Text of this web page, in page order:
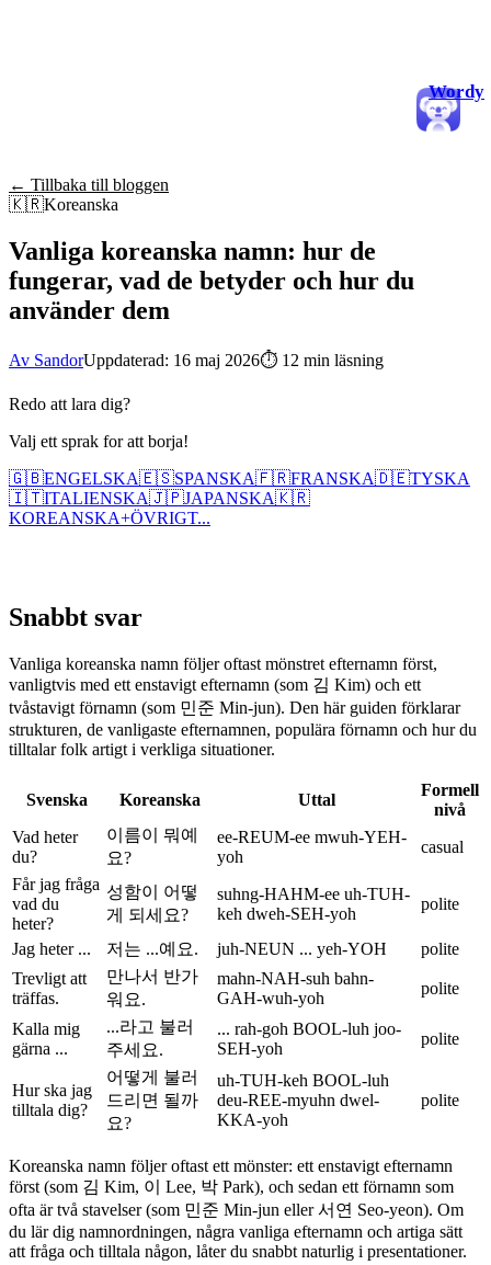
Wordy
← Tillbaka till bloggen
🇰🇷Koreanska
Vanliga koreanska namn: hur de
fungerar, vad de betyder och hur du
använder dem
Av SandorUppdaterad: 16 maj 2026⏱ 12 min läsning
Redo att lara dig?
Valj ett sprak for att borja!
🇬🇧ENGELSKA🇪🇸SPANSKA🇫🇷FRANSKA🇩🇪TYSKA
🇮🇹ITALIENSKA🇯🇵JAPANSKA🇰🇷
KOREANSKA+ÖVRIGT...
Snabbt svar
Vanliga koreanska namn följer oftast mönstret efternamn först,
vanligtvis med ett enstavigt efternamn (som 김 Kim) och ett
tvåstavigt förnamn (som 민준 Min-jun). Den här guiden förklarar
strukturen, de vanligaste efternamnen, populära förnamn och hur du
tilltalar folk artigt i verkliga situationer.
Svenska Koreanska Uttal
Formell
nivå
Vad heter
du?
이름이 뭐예
요?
ee-REUM-ee mwuh-YEH-
yoh
casual
Får jag fråga
vad du
heter?
성함이 어떻
게 되세요?
suhng-HAHM-ee uh-TUH-
keh dweh-SEH-yoh
polite
Jag heter ... 저는 ...예요. juh-NEUN ... yeh-YOH
polite
Trevligt att
träffas.
만나서 반가
워요.
mahn-NAH-suh bahn-
GAH-wuh-yoh
polite
Kalla mig
gärna ...
...라고 불러
주세요.
... rah-goh BOOL-luh joo-
SEH-yoh
polite
Hur ska jag
tilltala dig?
어떻게 불러
드리면 될까
요?
uh-TUH-keh BOOL-luh
deu-REE-myuhn dwel-
KKA-yoh
polite
Koreanska namn följer oftast ett mönster: ett enstavigt efternamn
först (som 김 Kim, 이 Lee, 박 Park), och sedan ett förnamn som
ofta är två stavelser (som 민준 Min-jun eller 서연 Seo-yeon). Om
du lär dig namnordningen, några vanliga efternamn och artiga sätt
att fråga och tilltala någon, låter du snabbt naturlig i presentationer.